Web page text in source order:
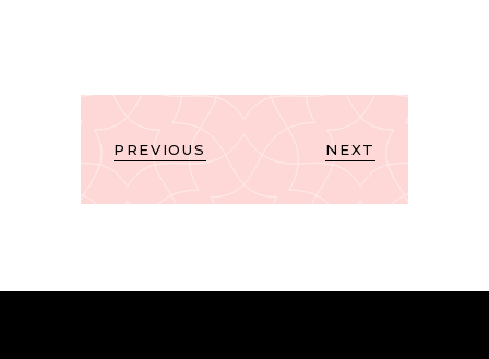
PREVIOUS NEXT